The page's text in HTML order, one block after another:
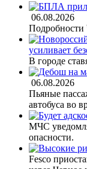
06.08.2026
Подробности
усиливает
В городе
06.08.2026
Пьяные
автобуса во
МЧС
опасности.
Fesco